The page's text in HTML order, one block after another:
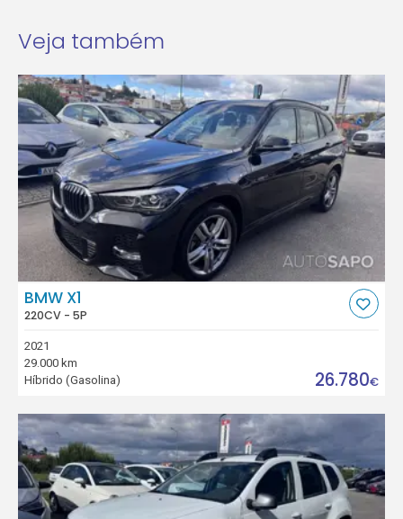
Veja também
BMW X1
220CV - 5P
2021
29.000 km
Híbrido (Gasolina)
26.780€